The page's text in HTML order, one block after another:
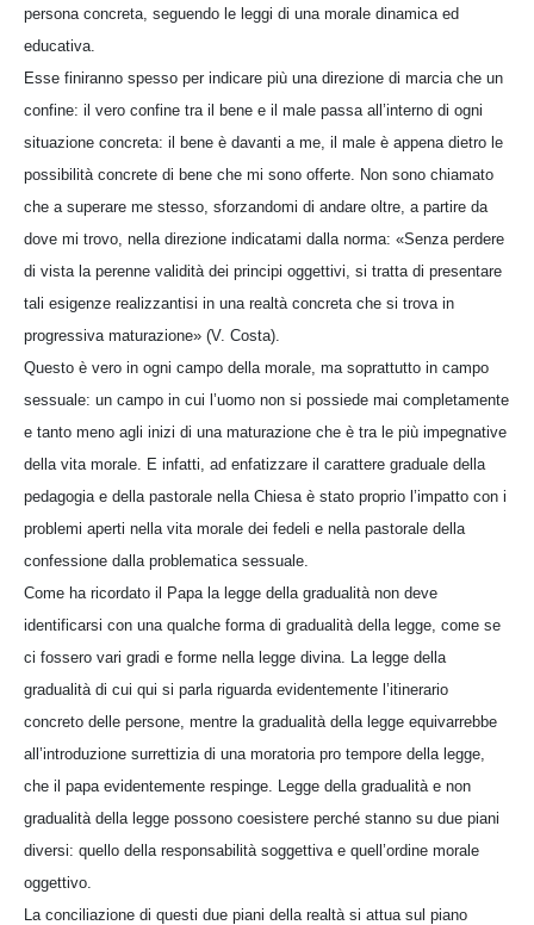
persona concreta, seguendo le leggi di una morale dinamica ed
educativa.
Esse finiranno spesso per indicare più una direzione di marcia che un
confine: il vero confine tra il bene e il male passa all’interno di ogni
situazione concreta: il bene è davanti a me, il male è appena dietro le
possibilità concrete di bene che mi sono offerte. Non sono chiamato
che a superare me stesso, sforzandomi di andare oltre, a partire da
dove mi trovo, nella direzione indicatami dalla norma: «Senza perdere
di vista la perenne validità dei principi oggettivi, si tratta di presentare
tali esigenze realizzantisi in una realtà concreta che si trova in
progressiva maturazione» (V. Costa).
Questo è vero in ogni campo della morale, ma soprattutto in campo
sessuale: un campo in cui l’uomo non si possiede mai completamente
e tanto meno agli inizi di una maturazione che è tra le più impegnative
della vita morale. E infatti, ad enfatizzare il carattere graduale della
pedagogia e della pastorale nella Chiesa è stato proprio l’impatto con i
problemi aperti nella vita morale dei fedeli e nella pastorale della
confessione dalla problematica sessuale.
Come ha ricordato il Papa la legge della gradualità non deve
identificarsi con una qualche forma di gradualità della legge, come se
ci fossero vari gradi e forme nella legge divina. La legge della
gradualità di cui qui si parla riguarda evidentemente l’itinerario
concreto delle persone, mentre la gradualità della legge equivarrebbe
all’introduzione surrettizia di una moratoria pro tempore della legge,
che il papa evidentemente respinge. Legge della gradualità e non
gradualità della legge possono coesistere perché stanno su due piani
diversi: quello della responsabilità soggettiva e quell’ordine morale
oggettivo.
La conciliazione di questi due piani della realtà si attua sul piano